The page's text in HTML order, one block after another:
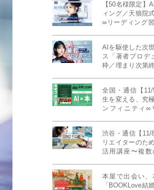
【50名様限定】
ィング／天狼院
∞リーディング
AIを駆使した次
ス「著者プロデ
枠／埋まり次第
全国・通信【
生を変える、究
ンフィニティ∞
MILLENNIUM
カ最高峰大学の
渋谷・通信【11/
リエイターのた
活用講座〜複数
成ラボPresents》
本屋で出会い、
「BOOKLove結